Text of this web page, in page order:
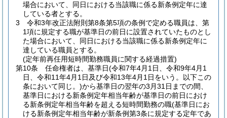
場合において、同日における当該職に係る新条例定年に達
している者とする。
3
令和3年改正法附則第8条第5項の条例で定める職員は、第
1項に規定する職が基準日の前日に設置されていたものとし
た場合において、同日における当該職に係る新条例定年に
達している職員とする。
(定年前再任用短時間勤務職員に関する経過措置)
第10条
任命権者は、基準日(令和7年4月1日、令和9年4月1
日、令和11年4月1日及び令和13年4月1日をいう。以下この
条において同じ。)から基準日の翌年の3月31日までの間、
基準日における新条例定年相当年齢が基準日の前日におけ
る新条例定年相当年齢を超える短時間勤務の職(基準日にお
ける新条例定年相当年齢が新条例第3条に規定する定年であ